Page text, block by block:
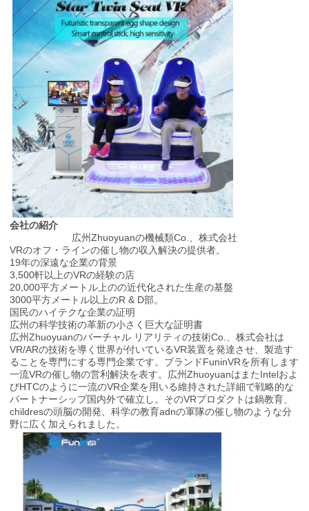
わ
せ
ニ
ュ
ー
ス
ケ
ー
ス
地
図
PRIVACY
POLICY
会社の紹介
広州Zhuoyuanの機械類Co.、株式会社
VRのオフ・ラインの催し物の収入解決の提供者。
19年の深遠な企業の背景
3,500軒以上のVRの経験の店
20,000平方メートル上のの近代化された生産の基盤
3000平方メートル以上のR & D部。
国民のハイテクな企業の証明
広州の科学技術の革新の小さく巨大な証明書
広州Zhuoyuanのバーチャル リアリティの技術Co.、株式会社は
VR/ARの技術を導く世界が付いているVR装置を発達させ、製造す
ることを専門にする専門企業です。ブランドFuninVRを所有します
一流VRの催し物の営利解決を表す。広州ZhuoyuanはまたIntelおよ
びHTCのように一流のVR企業を用いる維持された詳細で戦略的な
パートナーシップ国内外で確立し。そのVRプロダクトは鍋教育、
childresの頭脳の開発、科学の教育adnの軍隊の催し物のような分
野に広く加えられました。